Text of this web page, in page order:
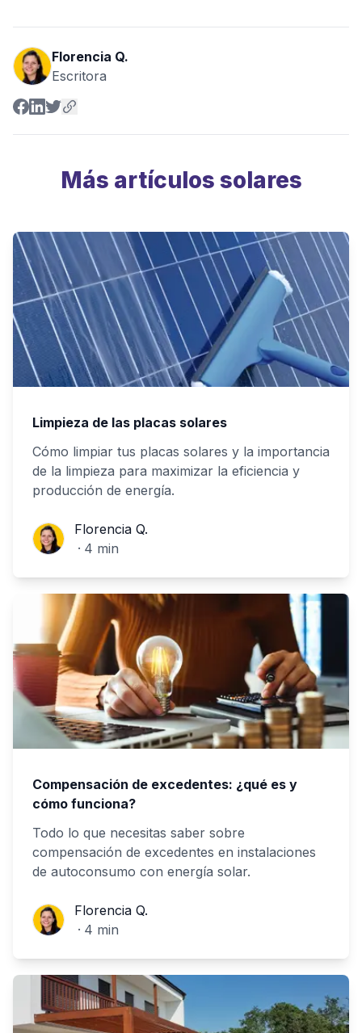
Florencia Q.
Escritora
Más artículos solares
Limpieza de las placas solares
Cómo limpiar tus placas solares y la importancia
de la limpieza para maximizar la eficiencia y
producción de energía.
Florencia Q.Florencia Q.
· 4 min
Compensación de excedentes: ¿qué es y
cómo funciona?
Todo lo que necesitas saber sobre
compensación de excedentes en instalaciones
de autoconsumo con energía solar.
Florencia Q.Florencia Q.
· 4 min